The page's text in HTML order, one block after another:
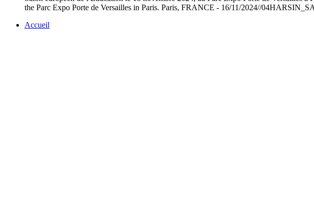
the Parc Expo Porte de Versailles in Paris. Paris, FRANCE - 16/11/2024//
Accueil